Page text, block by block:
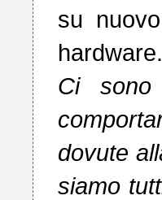
su
Ci sono
dovute
siamo